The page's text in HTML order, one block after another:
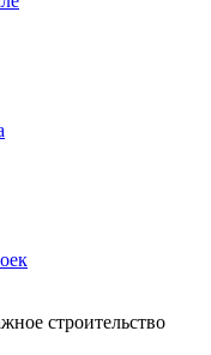
строительство